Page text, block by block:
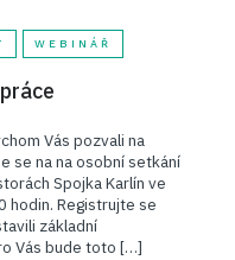
WEBINÁŘ
Vás pozvali na
se na na osobní setkání
Spojka Karlín ve
hodin. Registrujte se
základní
Vás bude toto […]